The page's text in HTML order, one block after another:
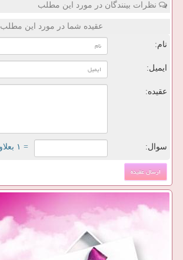
نظرات بینندگان در مورد این مطلب
عقیده شما در مورد این مطلب
نام:
ایمیل:
عقیده:
سوال: = ۱ بعلاوه ۳